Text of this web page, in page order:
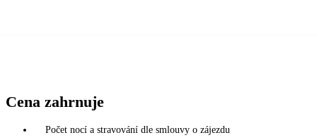
Cena zahrnuje
Počet nocí a stravování dle smlouvy o zájezdu